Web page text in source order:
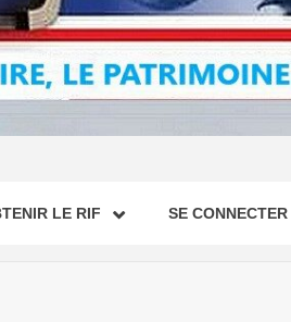
LE RIF SE CONNECTER